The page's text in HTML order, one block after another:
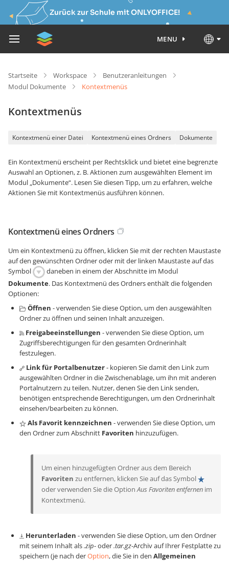
Zurück zur Schule mit ONLYOFFICE!
MENU
Startseite Workspace
Benutzeranleitungen
Modul Dokumente
Kontextmenüs
Kontextmenüs
Kontextmenü einer Datei Kontextmenü eines Ordners Dokumente
Ein Kontextmenü erscheint per Rechtsklick und bietet eine begrenzte
Auswahl an Optionen, z. B. Aktionen zum ausgewählten Element im
Modul „Dokumente“. Lesen Sie diesen Tipp, um zu erfahren, welche
Aktionen Sie mit Kontextmenüs ausführen können.
Kontextmenü eines Ordners
Um ein Kontextmenü zu öffnen, klicken Sie mit der rechten Maustaste
auf den gewünschten Ordner oder mit der linken Maustaste auf das
Symbol
daneben in einem der Abschnitte im Modul
Dokumente. Das Kontextmenü des Ordners enthält die folgenden
Optionen:
Öffnen - verwenden Sie diese Option, um den ausgewählten
Ordner zu öffnen und seinen Inhalt anzuzeigen.
Freigabeeinstellungen - verwenden Sie diese Option, um
Zugriffsberechtigungen für den gesamten Ordnerinhalt
festzulegen.
Link für Portalbenutzer- kopieren Sie damit den Link zum
ausgewählten Ordner in die Zwischenablage, um ihn mit anderen
Portalnutzern zu teilen. Nutzer, denen Sie den Link senden,
benötigen entsprechende Berechtigungen, um den Ordnerinhalt
einsehen/bearbeiten zu können.
Als Favorit kennzeichnen - verwenden Sie diese Option, um
den Ordner zum Abschnitt Favoriten hinzuzufügen.
Um einen hinzugefügten Ordner aus dem Bereich
Favoriten zu entfernen, klicken Sie auf das Symbol
oder verwenden Sie die OptionAus Favoriten entfernen im
Kontextmenü.
Herunterladen - verwenden Sie diese Option, um den Ordner
mit seinem Inhalt als.zip- oder.tar.gz-Archiv auf Ihrer Festplatte zu
speichern (je nach derOption, die Sie in den Allgemeinen